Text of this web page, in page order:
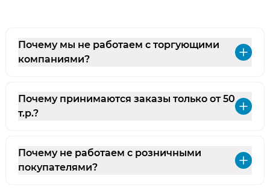
Почему мы не работаем с торгующими
компаниями?
Почему принимаются заказы только от 50
т.р.?
Почему не работаем с розничными
покупателями?